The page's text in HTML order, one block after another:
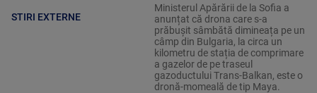
STIRI EXTERNE
Ministerul Apărării de la Sofia a
anunțat că drona care s-a
prăbușit sâmbătă dimineața pe un
câmp din Bulgaria, la circa un
kilometru de stația de comprimare
a gazelor de pe traseul
gazoductului Trans-Balkan, este o
dronă-momeală de tip Maya.